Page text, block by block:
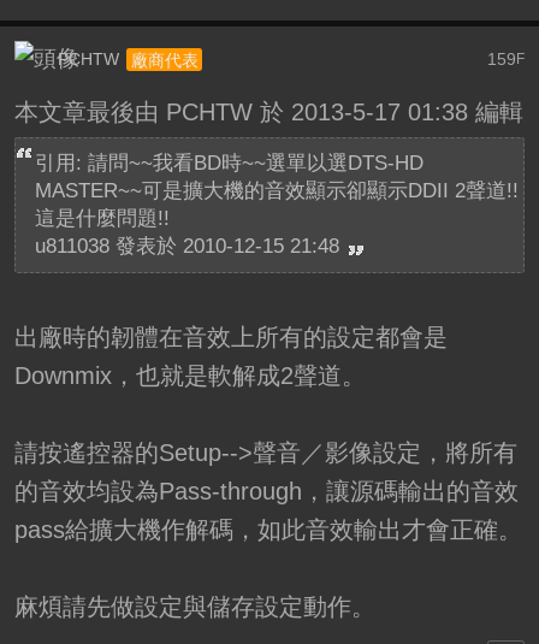
159 F
PCHTW 廠商代表
本文章最後由 PCHTW 於 2013-5-17 01:38 編輯
引用: 請問~~我看BD時~~選單以選DTS-HD
MASTER~~可是擴大機的音效顯示卻顯示DDII 2聲道!!
這是什麼問題!!
u811038 發表於 2010-12-15 21:48
出廠時的韌體在音效上所有的設定都會是
Downmix，也就是軟解成2聲道。
請按遙控器的Setup-->聲音／影像設定，將所有
的音效均設為Pass-through，讓源碼輸出的音效
pass給擴大機作解碼，如此音效輸出才會正確。
麻煩請先做設定與儲存設定動作。